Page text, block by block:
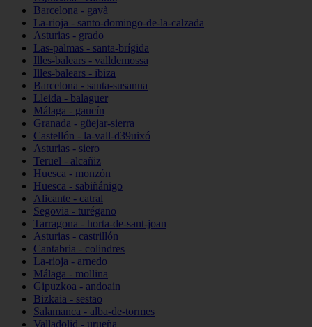
Barcelona - gavà
La-rioja - santo-domingo-de-la-calzada
Asturias - grado
Las-palmas - santa-brígida
Illes-balears - valldemossa
Illes-balears - ibiza
Barcelona - santa-susanna
Lleida - balaguer
Málaga - gaucín
Granada - güejar-sierra
Castellón - la-vall-d39uixó
Asturias - siero
Teruel - alcañiz
Huesca - monzón
Huesca - sabiñánigo
Alicante - catral
Segovia - turégano
Tarragona - horta-de-sant-joan
Asturias - castrillón
Cantabria - colindres
La-rioja - arnedo
Málaga - mollina
Gipuzkoa - andoain
Bizkaia - sestao
Salamanca - alba-de-tormes
Valladolid - urueña